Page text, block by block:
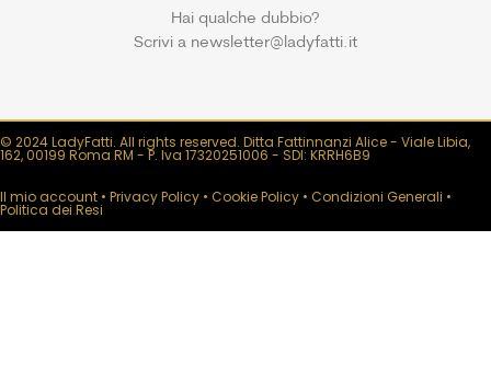
Hai qualche dubbio?
Scrivi a newsletter@ladyfatti.it
© 2024 LadyFatti. All rights reserved. Ditta Fattinnanzi Alice - Viale Libia,
162, 00199 Roma RM - P. Iva 17320251006 - SDI: KRRH6B9
Il mio account • Privacy Policy • Cookie Policy • Condizioni Generali •
Politica dei Resi